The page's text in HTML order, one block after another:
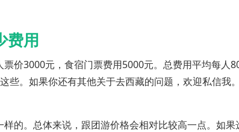
费用
价3000元，食宿门票费用5000元。总费用平均每人
些。如果你还有其他关于去西藏的问题，欢迎私信我
的。总体来说，跟团游价格会相对比较高一点。如